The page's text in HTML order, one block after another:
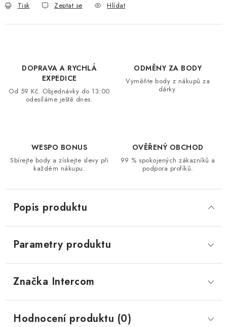
ZNAČKY
Podmínky ochrany osobních údajů
Moje objednávka
Tisk Zeptat se Hlídat
DOPRAVA A RYCHLÁ
EXPEDICE
Od 59 Kč. Objednávky do 13:00
odesíláme ještě dnes.
ODMĚNY ZA BODY
Vyměňte body z nákupů za
dárky.
WESPO BONUS
Sbírejte body a získejte slevy při
každém nákupu.
OVĚŘENÝ OBCHOD
99 % spokojených zákazníků a
podpora profíků.
Popis produktu
Parametry produktu
Značka Intercom
Hodnocení produktu (0)